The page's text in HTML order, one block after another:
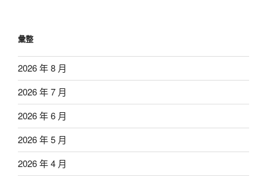
彙整
2026 年 8 月
2026 年 7 月
2026 年 6 月
2026 年 5 月
2026 年 4 月